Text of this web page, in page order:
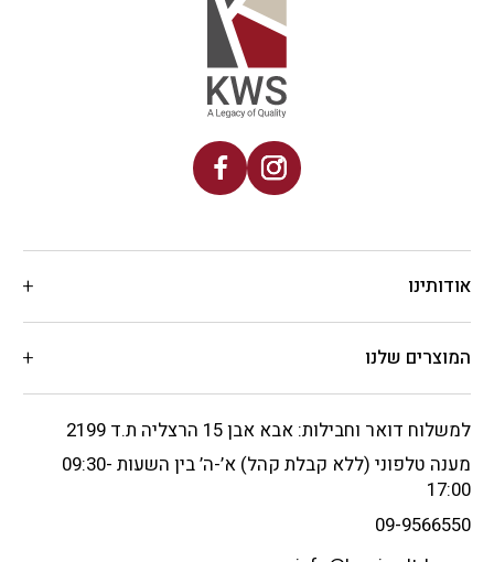
אודותינו
המוצרים שלנו
למשלוח דואר וחבילות: אבא אבן 15 הרצליה ת.ד 2199
מענה טלפוני (ללא קבלת קהל) א’-ה’ בין השעות 09:30-
17:00
09-9566550